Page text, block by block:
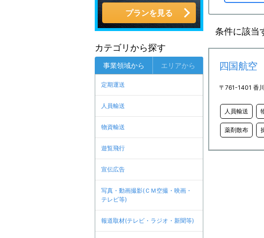
プランを見る
カテゴリから探す
事業領域から エリアから
定期運送
人員輸送
物資輸送
遊覧飛行
宣伝広告
写真・動画撮影(ＣＭ空撮・映画・
テレビ等)
報道取材(テレビ・ラジオ・新聞等)
条件に該当
四国航空
〒761-1401 香
人員輸送
薬剤散布